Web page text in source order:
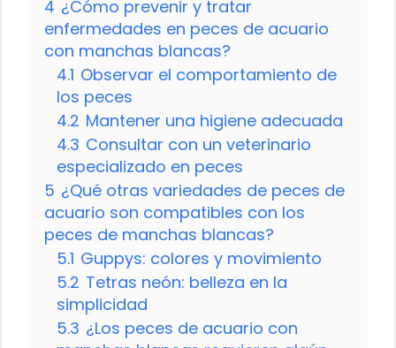
4 ¿Cómo prevenir y tratar
enfermedades en peces de acuario
con manchas blancas?
4.1 Observar el comportamiento de
los peces
4.2 Mantener una higiene adecuada
4.3 Consultar con un veterinario
especializado en peces
5 ¿Qué otras variedades de peces de
acuario son compatibles con los
peces de manchas blancas?
5.1 Guppys: colores y movimiento
5.2 Tetras neón: belleza en la
simplicidad
5.3 ¿Los peces de acuario con